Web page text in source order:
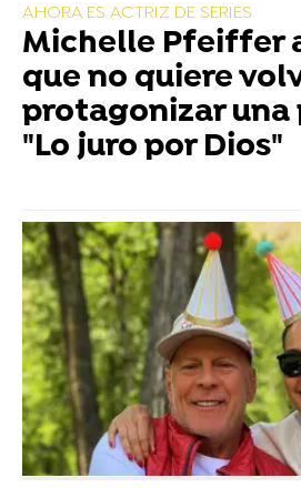
AHORA ES ACTRIZ DE SERIES
Michelle Pfeiffer
que no quiere
protagonizar una
"Lo juro por Dios"